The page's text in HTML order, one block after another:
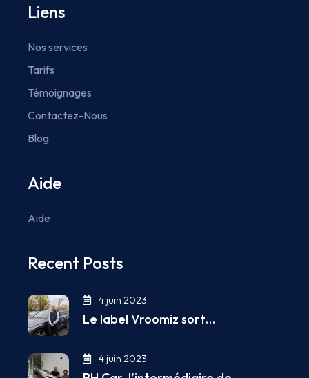
Liens
Nos services
Tarifs
Témoignages
Contactez-Nous
Blog
Aide
Aide
Recent Posts
4 juin 2023
Le label Vroomiz sort…
4 juin 2023